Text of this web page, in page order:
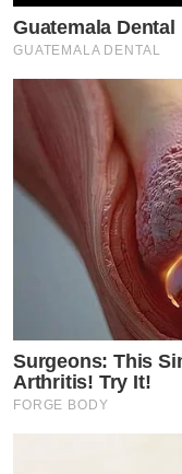
Guatemala Dental
GUATEMALA DENTAL
Surgeons: This
Arthritis! Try It!
FORGE BODY